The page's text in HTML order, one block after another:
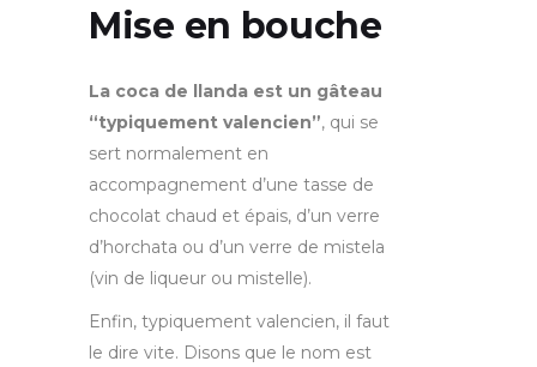
Mise en bouche
La coca de llanda est un gâteau
“typiquement valencien”, qui se
sert normalement en
accompagnement d’une tasse de
chocolat chaud et épais, d’un verre
d’horchata ou d’un verre de mistela
(vin de liqueur ou mistelle).
Enfin, typiquement valencien, il faut
le dire vite. Disons que le nom est